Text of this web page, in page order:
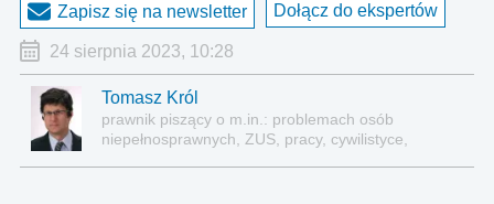
Zapisz się na newsletter Dołącz do ekspertów
24 sierpnia 2023, 10:28
Tomasz Król
prawnik piszący o m.in.: problemach osób
niepełnosprawnych, ZUS, pracy, cywilistyce,